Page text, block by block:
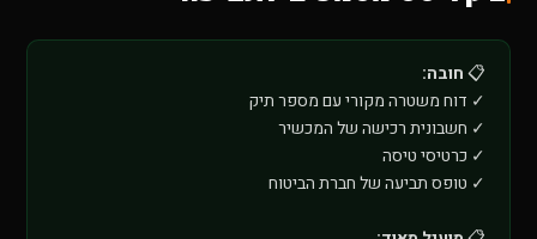
📋חובה:
✓ דוח משטרה מקורי עם מספר תיק
✓ חשבונית רכישה של המכשיר
✓ כרטיסי טיסה
✓ טופס תביעה של חברת הביטוח